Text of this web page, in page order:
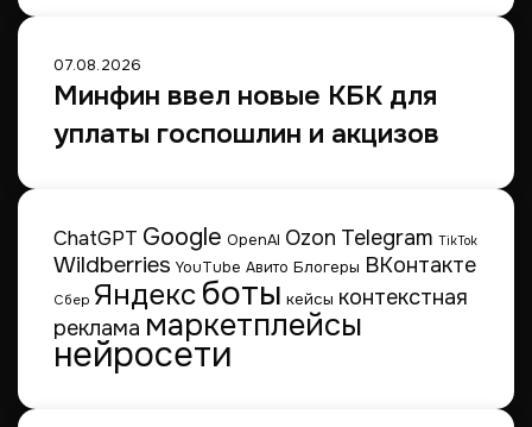
в
ы
н
и
и
в
I
07.08.2026
Минфин ввел новые КБК для
уплаты госпошлин и акцизов
ChatGPT Google OpenAI Ozon Telegram TikTok
Wildberries YouTube Авито Блогеры ВКонтакте
Сбер Яндексботы кейсы контекстная
реклама маркетплейсы
нейросети